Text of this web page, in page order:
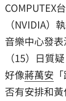
COMPUTEX
（NVIDIA）
音樂中心發
（15）日質
好像蔣萬安
否有安排和